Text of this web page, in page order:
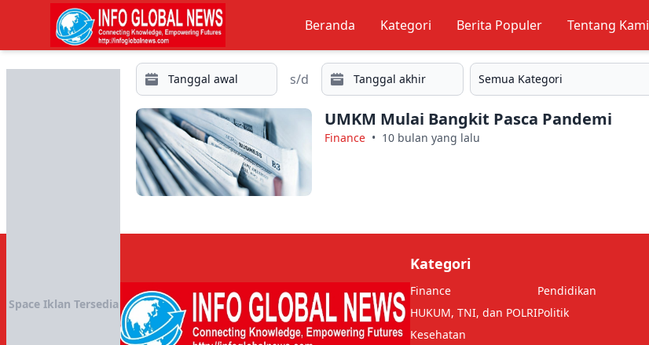
Beranda Kategori Berita Populer Tentang Kami
Space Iklan Tersedia
s/d
UMKM Mulai Bangkit Pasca Pandemi
Finance • 10 bulan yang lalu
Kategori
Finance
HUKUM, TNI, dan POLRI
Kesehatan
Pendidikan
Politik